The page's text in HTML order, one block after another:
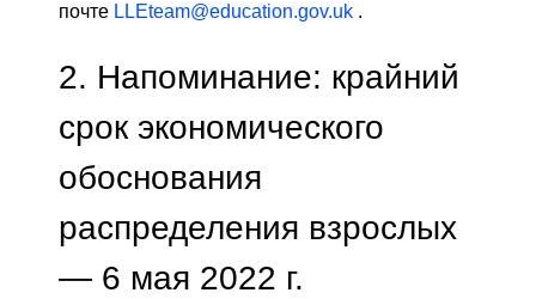
почте LLEteam@education.gov.uk .
2. Напоминание: крайний
срок экономического
обоснования
распределения взрослых
— 6 мая 2022 г.